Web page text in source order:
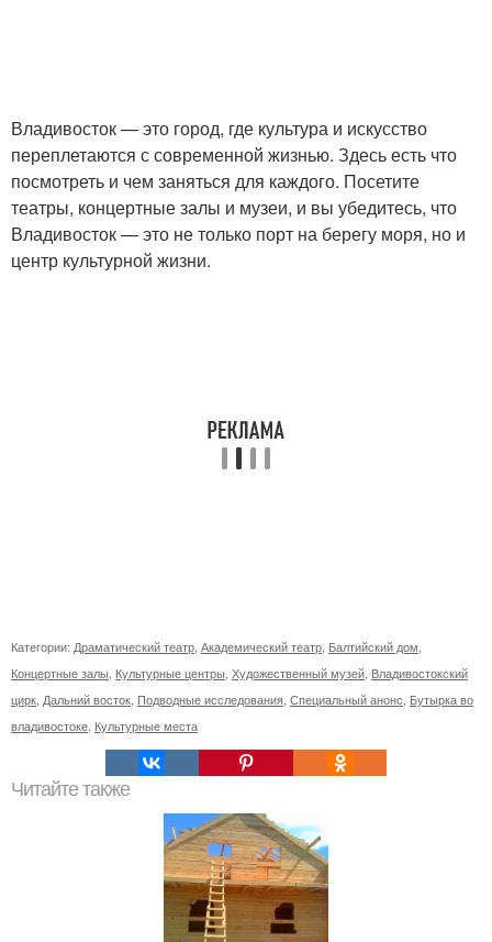
Владивосток — это город, где культура и искусство
переплетаются с современной жизнью. Здесь есть что
посмотреть и чем заняться для каждого. Посетите
театры, концертные залы и музеи, и вы убедитесь, что
Владивосток — это не только порт на берегу моря, но и
центр культурной жизни.
Категории: Драматический театр Академический театр Балтийский дом
Концертные залы Культурные центры Художественный музей Владивостокский
цирк Дальний восток Подводные исследования Специальный анонс Бутырка во
владивостоке Культурные места
Читайте также